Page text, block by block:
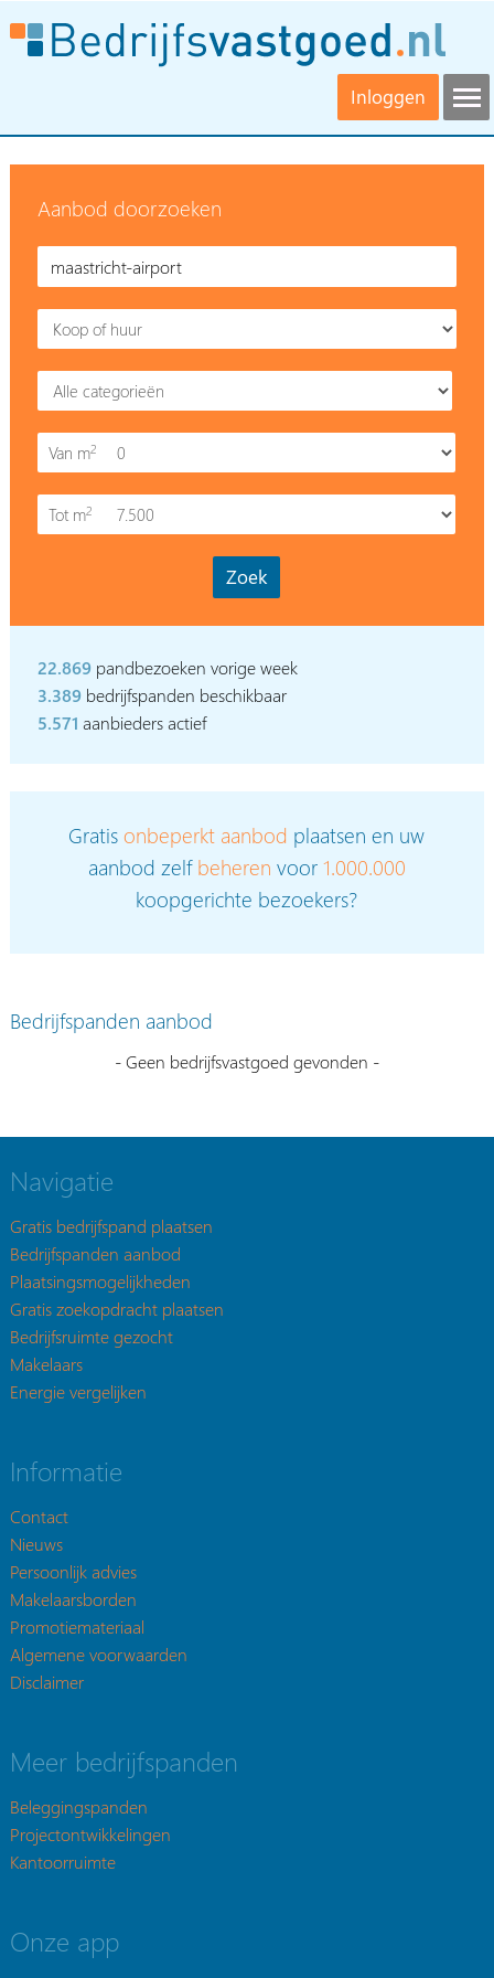
Inloggen
Aanbod doorzoeken
Van m2
Tot m2
22.869 pandbezoeken vorige week
3.389 bedrijfspanden beschikbaar
5.571 aanbieders actief
Gratisonbeperkt aanbod plaatsen en uw
aanbod zelf beheren voor 1.000.000
koopgerichte bezoekers?
Bedrijfspanden aanbod
- Geen bedrijfsvastgoed gevonden -
Navigatie
Gratis bedrijfspand plaatsen
Bedrijfspanden aanbod
Plaatsingsmogelijkheden
Gratis zoekopdracht plaatsen
Bedrijfsruimte gezocht
Makelaars
Energie vergelijken
Informatie
Contact
Nieuws
Persoonlijk advies
Makelaarsborden
Promotiemateriaal
Algemene voorwaarden
Disclaimer
Meer bedrijfspanden
Beleggingspanden
Projectontwikkelingen
Kantoorruimte
Onze app